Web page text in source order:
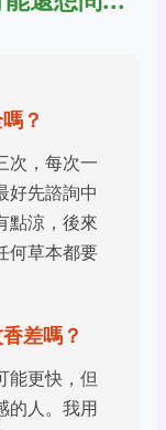
？
次，每次一
好先諮詢中
點涼，後來
何草本都要
差嗎？
能更快，但
的人。我用